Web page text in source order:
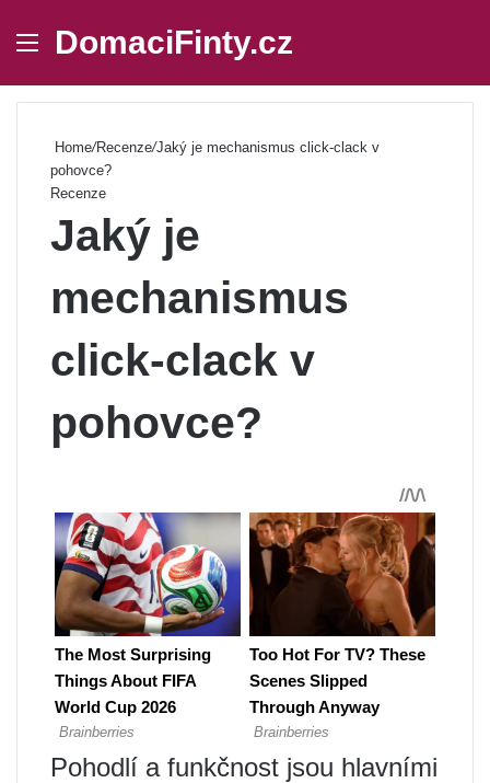
Menu
DomaciFinty.cz
Home/Recenze/Jaký je mechanismus click-clack v
pohovce?
Recenze
Jaký je
mechanismus
click-clack v
pohovce?
Pohodlí a funkčnost jsou hlavními